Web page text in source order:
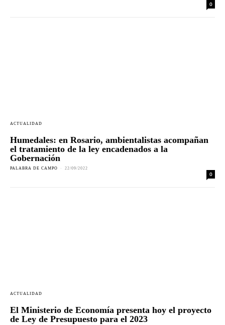
0
ACTUALIDAD
Humedales: en Rosario, ambientalistas acompañan
el tratamiento de la ley encadenados a la
Gobernación
PALABRA DE CAMPO - 22/09/2022
0
ACTUALIDAD
El Ministerio de Economía presenta hoy el proyecto
de Ley de Presupuesto para el 2023